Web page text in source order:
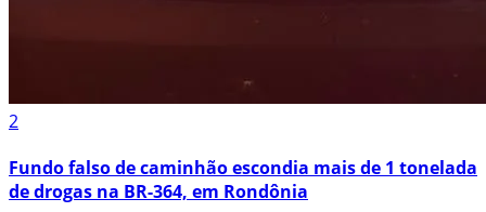
2
Fundo falso de caminhão escondia mais de 1 tonelada
de drogas na BR-364, em Rondônia